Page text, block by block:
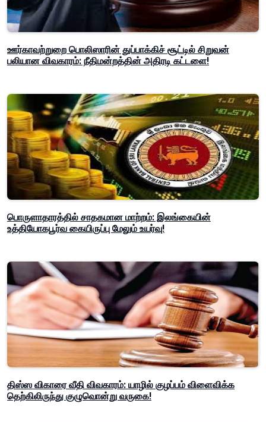
ஊர்காவற்றுறை பொலிஸாரின் துப்பாக்கிச் சூட்டில் சிறுவன்
பலியான விவகாரம்: நீதிமன்றத்தின் அதிரடி கட்டளை!
பொருளாதாரத்தில் சாதகமான மாற்றம்: இலங்கையின்
உத்தியோகபூர்வ கையிருப்பு மேலும் உயர்வு!
திஸ்ஸ விகாரை வீதி விவகாரம்: யாழில் குழப்பம் விளைவிக்க
தெற்கிலிருந்து குழுவொன்று வருகை!